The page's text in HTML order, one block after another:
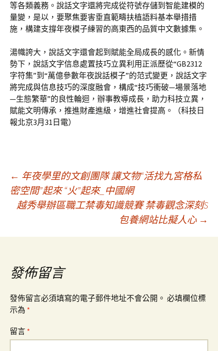
等各類義務。說話文字還將完成從符號存儲到智能建模的
量變，是以，要聚焦要害垂直範疇扶植語料基本舉措措
施，構建支撐年夜模子練習的高東西的品質中文數據集。
湯幟誇大，說話文字還會起到賦能全局成長的感化。新情
勢下，說話文字信息處置技巧立異利用正派歷從“GB2312
字符集”到“萬億參數年夜說話模子”的范式變更，說話文字
將完成與信息技巧的深度融會，構成“技巧衝破—場景落地
—生態繁華”的良性輪迴，辦事教導成長，助力科技立異，
賦能文明傳承，推進財產進級，增進社會提高。（科技日
報北京3月31日電）
文
章
導
覽
← 年夜學里的文創團隊 讓文物“活找九宮格私
密空間”起來 “火”起來_中國網
越秀舉辦區職工禁毒知識競賽 禁毒觀念深刻S
包養網站比擬人心 →
發佈留言
發佈留言必須填寫的電子郵件地址不會公開。 必填欄位標
示為 *
留言 *